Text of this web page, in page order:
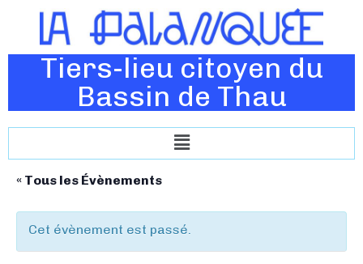
Tiers-lieu citoyen du
Bassin de Thau
« Tous les Évènements
Cet évènement est passé.